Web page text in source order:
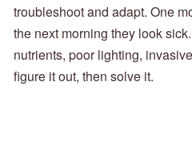
troubleshoot and adapt. One
the next morning they look
nutrients, poor lighting,
figure it out, then solve it.